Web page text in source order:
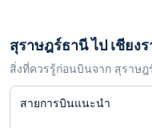
สุราษฎร์ธานี ไป เชียง
สิ่งที่ควรรู้ก่อนบินจาก สุราษฎ
สายการบินแนะนำ